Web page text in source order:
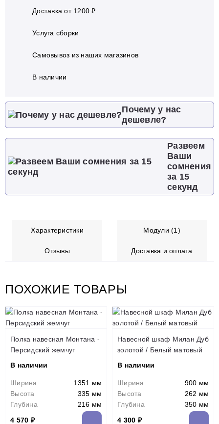
Доставка от 1200 ₽
Услуга сборки
Самовывоз из наших магазинов
В наличии
Почему у нас
дешевле?
Развеем
Ваши
сомнения
за 15
секунд
Характеристики Модули (1)
Отзывы Доставка и оплата
ПОХОЖИЕ ТОВАРЫ
Полка навесная Монтана -
Персидский жемчуг
В наличии
Ширина
1351 мм
Высота
335 мм
Глубина
216 мм
4 570 ₽
Навесной шкаф Милан Дуб
золотой / Белый матовый
В наличии
Ширина
900 мм
Высота
262 мм
Глубина
350 мм
4 300 ₽